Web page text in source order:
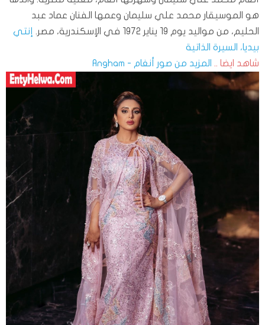
هو الموسيقار محمد علي سليمان وعمها الفنان عماد عبد
الحليم، من مواليد يوم 19 يناير 1972 في الإسكندرية، مصر.
إنتي
بيديا، السيرة الذاتية
شاهد ايضا .. المزيد من صور أنغام - Angham